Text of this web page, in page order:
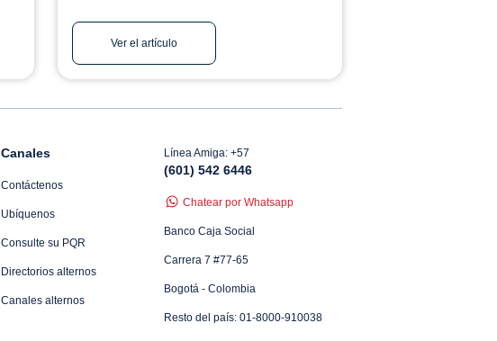
futuro se construye con confianza. Conoce
Ver el artículo
Canales
Contáctenos
Ubíquenos
Consulte su PQR
Directorios alternos
Canales alternos
Línea Amiga: +57
(601) 542 6446
Chatear por Whatsapp
Banco Caja Social
Carrera 7 #77-65
Bogotá - Colombia
Resto del país: 01-8000-910038